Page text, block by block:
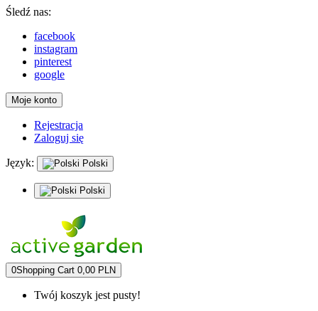
Śledź nas:
facebook
instagram
pinterest
google
Moje konto
Rejestracja
Zaloguj się
Język: Polski
Polski
0Shopping Cart 0,00 PLN
Twój koszyk jest pusty!